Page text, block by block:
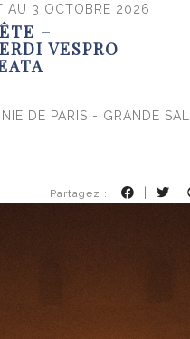
AU 3 OCTOBRE 2026
–
VESPRO
DE PARIS - GRANDE
Partagez :